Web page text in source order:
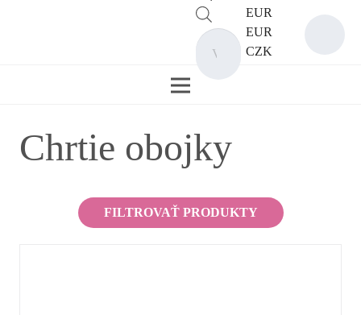
Products
search
EUR
EUR
CZK
Chrtie obojky
FILTROVAŤ PRODUKTY